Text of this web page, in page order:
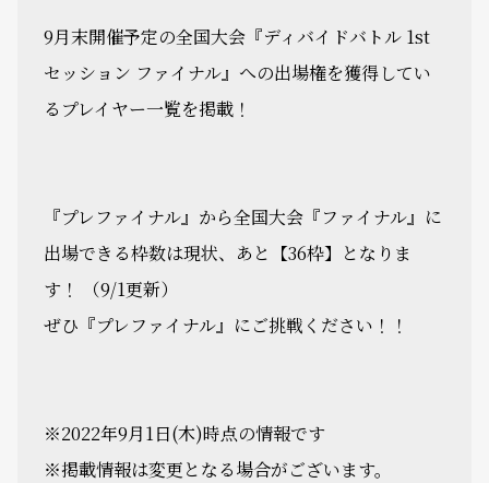
9月末開催予定の全国大会『ディバイドバトル 1st
セッション ファイナル』への出場権を獲得してい
るプレイヤー一覧を掲載！
『プレファイナル』から全国大会『ファイナル』に
出場できる枠数は現状、あと【36枠】となりま
す！ （9/1更新）
ぜひ『プレファイナル』にご挑戦ください！！
※2022年9月1日(木)時点の情報です
※掲載情報は変更となる場合がございます。